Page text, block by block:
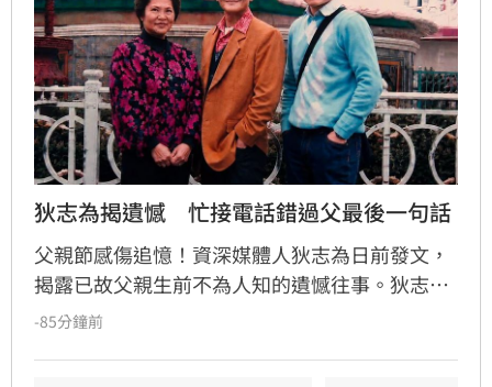
狄志為揭遺憾　忙接電話錯過父最後一句話
父親節感傷追憶！資深媒體人狄志為日前發文，
揭露已故父親生前不為人知的遺憾往事。狄志為
透露，父親一生以海為家，兩人相處時間極少，
-85分鐘前